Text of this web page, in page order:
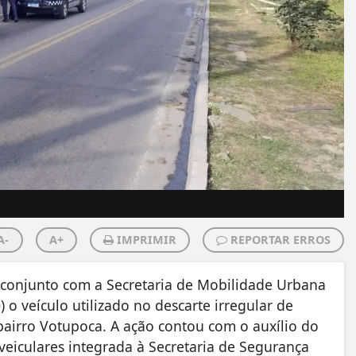
A+ IMPRIMIR REPORTAR ERROS
com a Secretaria de Mobilidade Urbana
o veículo utilizado no descarte irregular de
Votupoca. A ação contou com o auxílio do
integrada à Secretaria de Segurança